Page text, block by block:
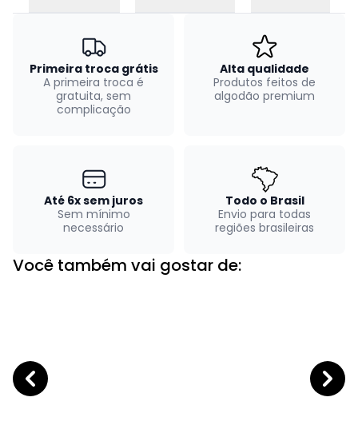
Primeira troca grátis
A primeira troca é
gratuita, sem
complicação
Alta qualidade
Produtos feitos de
algodão premium
Até 6x sem juros
Sem mínimo
necessário
Todo o Brasil
Envio para todas
regiões brasileiras
Você também vai gostar de: